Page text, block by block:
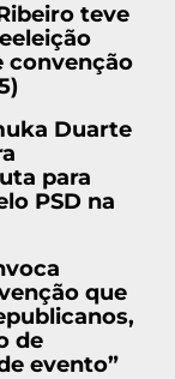
teve
convenção
Duarte
para
PSD na
que
de
evento”